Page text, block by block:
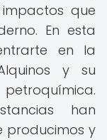
que
En esta
en la
y su
han
producimos y